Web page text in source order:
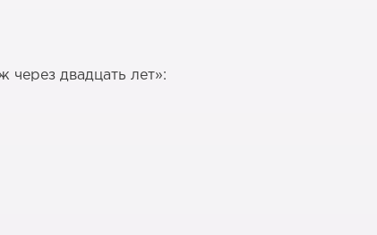
двадцать лет»: